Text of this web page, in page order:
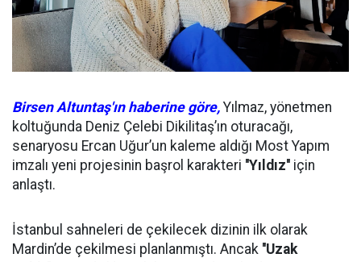
Birsen Altuntaş'ın haberine göre, Yılmaz, yönetmen
koltuğunda Deniz Çelebi Dikilitaş’ın oturacağı,
senaryosu Ercan Uğur’un kaleme aldığı Most Yapım
imzalı yeni projesinin başrol karakteri ''Yıldız'' için
anlaştı.
İstanbul sahneleri de çekilecek dizinin ilk olarak
Mardin’de çekilmesi planlanmıştı. Ancak ''Uzak